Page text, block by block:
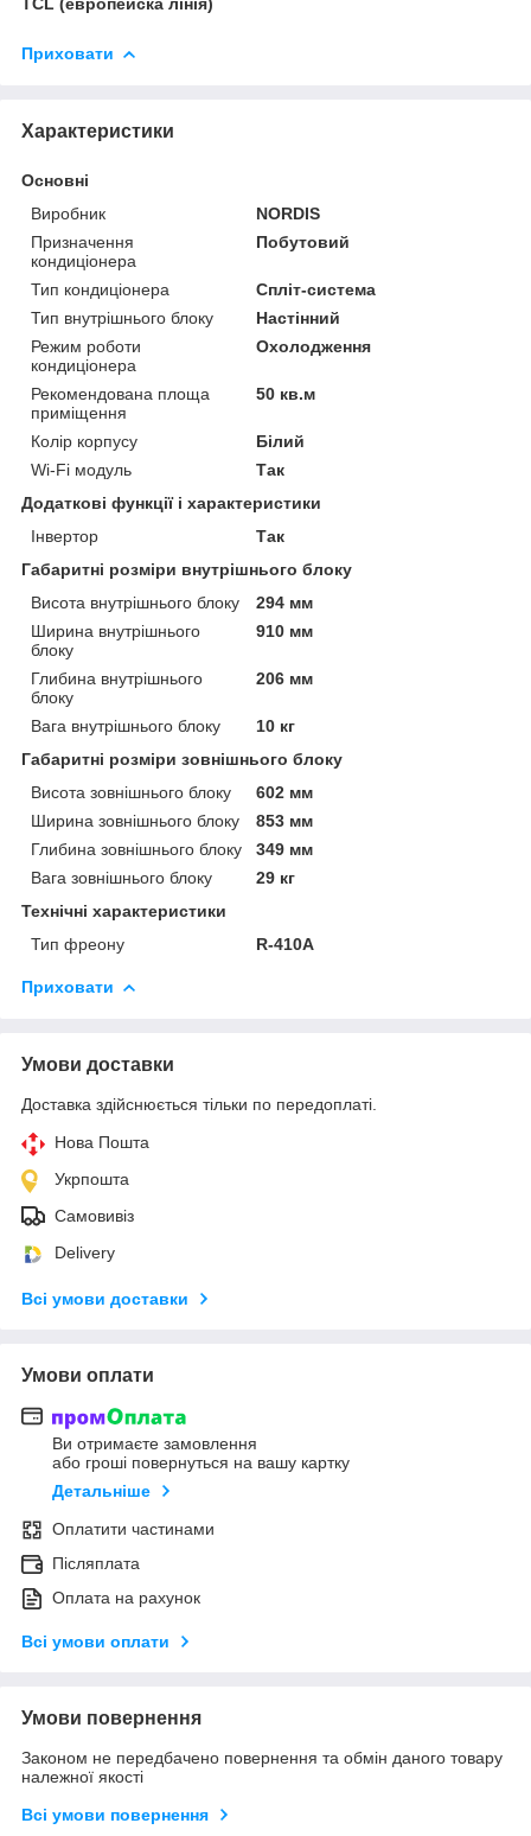
Приховати
Характеристики
Основні
Виробник
NORDIS
Призначення
кондиціонера
Побутовий
Тип кондиціонера
Спліт-система
Тип внутрішнього блоку
Настінний
Режим роботи
кондиціонера
Охолодження
Рекомендована площа
приміщення
50 кв.м
Колір корпусу
Білий
Wi-Fi модуль
Так
Додаткові функції і характеристики
Інвертор
Так
Габаритні розміри внутрішнього блоку
Висота внутрішнього блоку
294 мм
Ширина внутрішнього
блоку
910 мм
Глибина внутрішнього
блоку
206 мм
Вага внутрішнього блоку
10 кг
Габаритні розміри зовнішнього блоку
Висота зовнішнього блоку
602 мм
Ширина зовнішнього блоку
853 мм
Глибина зовнішнього блоку
349 мм
Вага зовнішнього блоку
29 кг
Технічні характеристики
Тип фреону
R-410A
Приховати
Умови доставки
Доставка здійснюється тільки по передоплаті.
Нова Пошта
Укрпошта
Самовивіз
Delivery
Всі умови доставки
Умови оплати
Ви отримаєте замовлення
або гроші повернуться на вашу картку
Детальніше
Оплатити частинами
Післяплата
Оплата на рахунок
Всі умови оплати
Умови повернення
Законом не передбачено повернення та обмін даного товару
належної якості
Всі умови повернення